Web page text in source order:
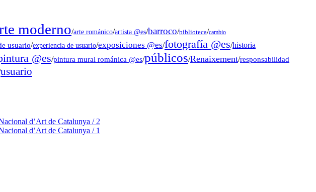
moderno/arte románico/artista @es/barroco/biblioteca/cambio
usuario/experiencia de usuario/exposiciones @es/fotografía @es/historia
@es/pintura mural románica @es/públicos/Renaixement/responsabilidad
usuario
d’Art de Catalunya / 2
d’Art de Catalunya / 1